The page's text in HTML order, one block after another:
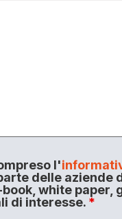
l'
delle aziende
white paper,
di interesse. *